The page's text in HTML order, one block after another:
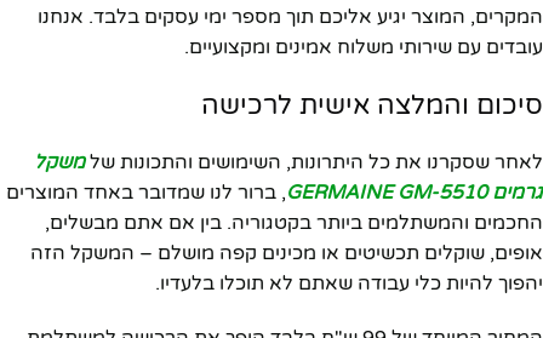
המקרים, המוצר יגיע אליכם תוך מספר ימי עסקים בלבד. אנחנו
עובדים עם שירותי משלוח אמינים ומקצועיים.
סיכום והמלצה אישית לרכישה
לאחר שסקרנו את כל היתרונות, השימושים והתכונות שלמשקל
גרמים GERMAINE GM-5510
, ברור לנו שמדובר באחד המוצרים
החכמים והמשתלמים ביותר בקטגוריה. בין אם אתם מבשלים,
אופים, שוקלים תכשיטים או מכינים קפה מושלם – המשקל הזה
יהפוך להיות כלי עבודה שאתם לא תוכלו בלעדיו.